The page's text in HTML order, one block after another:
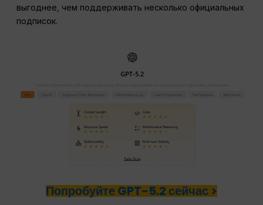
выгоднее, чем поддерживать несколько официальных
подписок.
Попробуйте GPT-5.2 сейчас >